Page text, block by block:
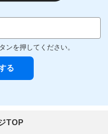
ンを押してください。
TOP